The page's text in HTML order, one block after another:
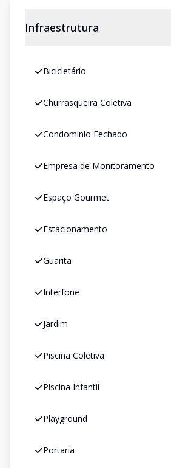
Infraestrutura
Bicicletário
Churrasqueira Coletiva
Condomínio Fechado
Empresa de Monitoramento
Espaço Gourmet
Estacionamento
Guarita
Interfone
Jardim
Piscina Coletiva
Piscina Infantil
Playground
Portaria